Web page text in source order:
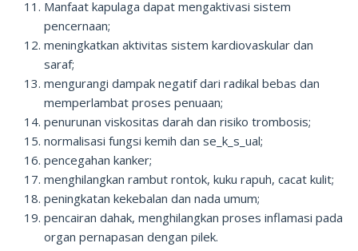
Manfaat kapulaga dapat mengaktivasi sistem
pencernaan;
meningkatkan aktivitas sistem kardiovaskular dan
saraf;
mengurangi dampak negatif dari radikal bebas dan
memperlambat proses penuaan;
penurunan viskositas darah dan risiko trombosis;
normalisasi fungsi kemih dan se_k_s_ual;
pencegahan kanker;
menghilangkan rambut rontok, kuku rapuh, cacat kulit;
peningkatan kekebalan dan nada umum;
pencairan dahak, menghilangkan proses inflamasi pada
organ pernapasan dengan pilek.